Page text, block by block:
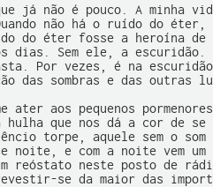
já não é pouco. A minha
não há o ruído do éter,
do éter fosse a heroína de
dias. Sem ele, a escuridão.
Por vezes, é na escuridão
das sombras e das outras
ater aos pequenos
hulha que nos dá a cor de se
torpe, aquele sem o
noite, e com a noite vem um
reóstato neste posto de
se da maior das